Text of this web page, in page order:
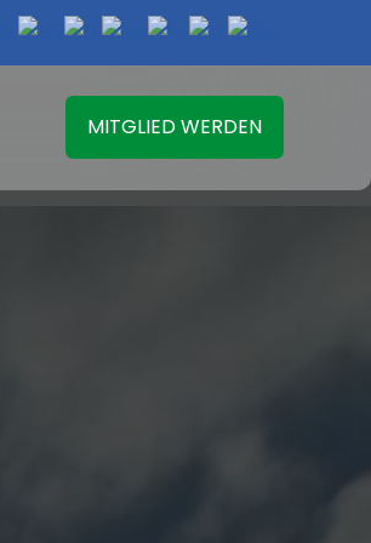
MITGLIED WERDEN